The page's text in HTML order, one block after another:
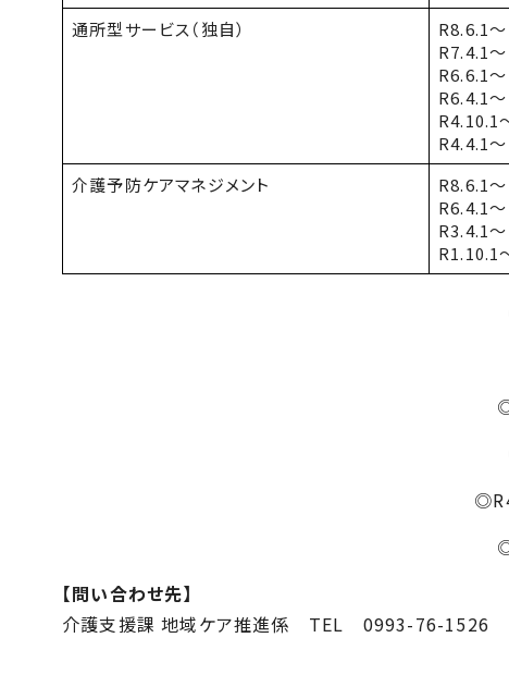
通所型サービス（独自） R8.6.1
R7.4.1
R6.6.1
R6.4.1
R4.10.1
R4.4.1
介護予防ケアマネジメント
R8.6.1
R6.4.1
R3.4.1
R1.10.1
【問い合わせ先】
介護支援課 地域ケア推進係 TEL 0993-76-1526